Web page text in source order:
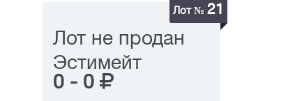
Лот № 21
Лот не продан
Эстимейт
0 - 0